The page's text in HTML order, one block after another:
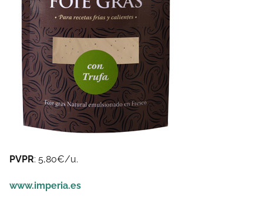
PVPR: 5,80€/u.
www.imperia.es